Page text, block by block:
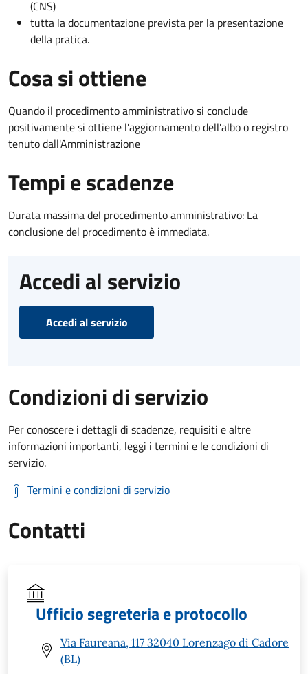
(CNS)
tutta la documentazione prevista per la presentazione
della pratica.
Cosa si ottiene
Quando il procedimento amministrativo si conclude
positivamente si ottiene l'aggiornamento dell'albo o registro
tenuto dall'Amministrazione
Tempi e scadenze
Durata massima del procedimento amministrativo: La
conclusione del procedimento è immediata.
Accedi al servizio
Accedi al servizio
Condizioni di servizio
Per conoscere i dettagli di scadenze, requisiti e altre
informazioni importanti, leggi i termini e le condizioni di
servizio.
Termini e condizioni di servizio
Contatti
Ufficio segreteria e protocollo
Via Faureana, 117 32040 Lorenzago di Cadore
(BL)